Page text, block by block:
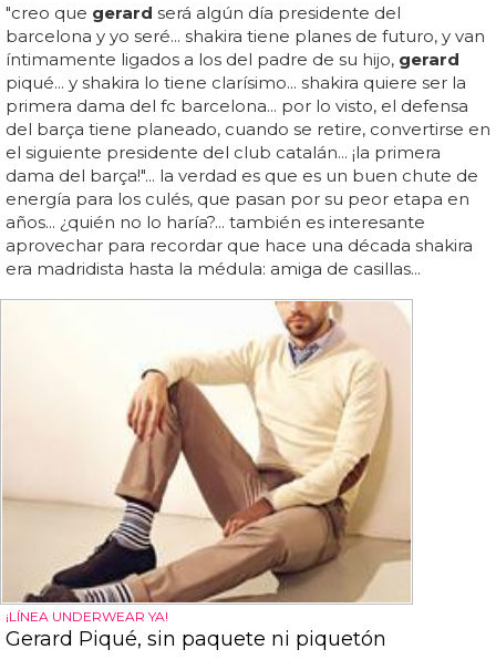
"creo que gerard será algún día presidente del
barcelona y yo seré... shakira tiene planes de futuro, y van
íntimamente ligados a los del padre de su hijo, gerard
piqué... y shakira lo tiene clarísimo... shakira quiere ser la
primera dama del fc barcelona... por lo visto, el defensa
del barça tiene planeado, cuando se retire, convertirse en
el siguiente presidente del club catalán... ¡la primera
dama del barça!"... la verdad es que es un buen chute de
energía para los culés, que pasan por su peor etapa en
años... ¿quién no lo haría?... también es interesante
aprovechar para recordar que hace una década shakira
era madridista hasta la médula: amiga de casillas...
¡LÍNEA UNDERWEAR YA!
Gerard Piqué, sin paquete ni piquetón